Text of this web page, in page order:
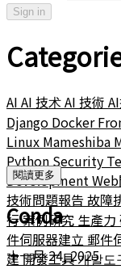
Sign in
AI AI 技术AI 技術
Django Docker
Linux Mameshiba
PythonSecurity
Development
技術問題報告 故障
行案例研究 生產力
件伺服器建立 郵件
建開發工具개발도
閱讀更多
Conda
十一月 24, 2025